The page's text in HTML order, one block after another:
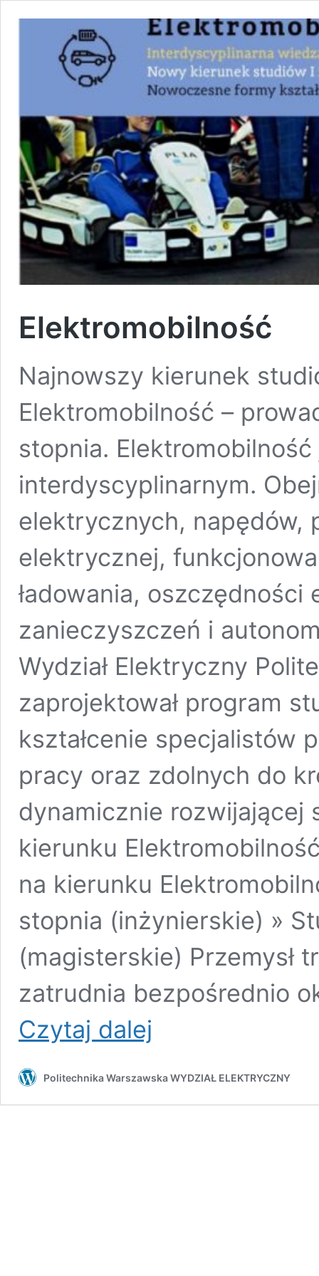
Elektromobilność
Najnowszy kierunek
Elektromobilność –
stopnia.
interdyscyplinarnym.
elektrycznych, napędów,
elektrycznej,
ładowania,
zanieczyszczeń i
Wydział Elektryczny
zaprojektował program
kształcenie specjalistów
pracy oraz zdolnych do
dynamicznie rozwijającej
kierunku
na kierunku
stopnia (inżynierskie) »
(magisterskie) Przemysł
zatrudnia bezpośrednio
Czytaj dalej
Politechnika Warszawska WYDZIAŁ ELEKTRYCZNY